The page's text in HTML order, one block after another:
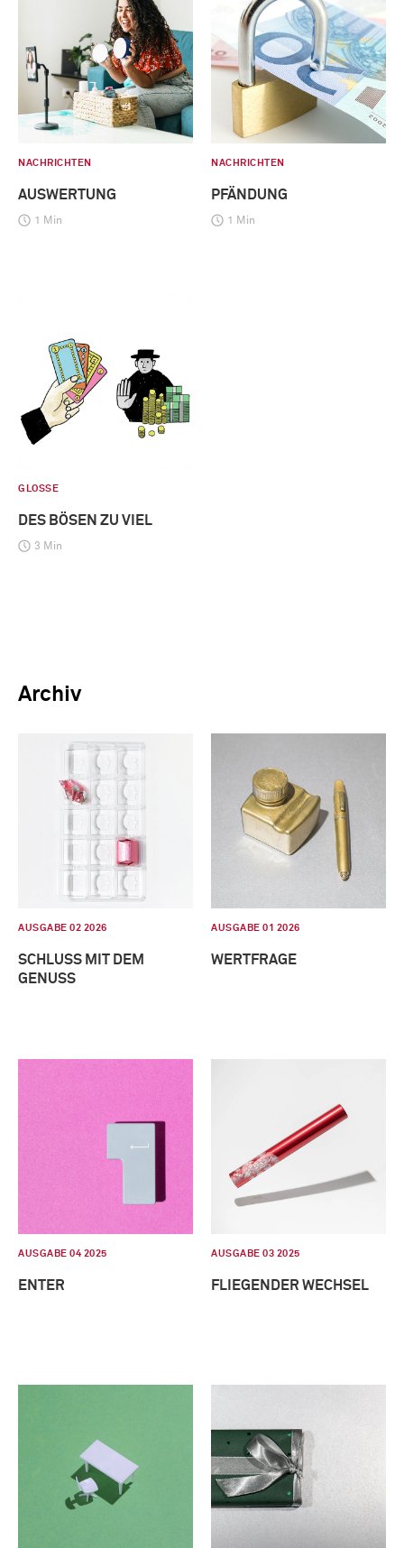
NACHRICHTEN
AUSWERTUNG
1 Min
NACHRICHTEN
PFÄNDUNG
1 Min
GLOSSE
DES BÖSEN ZU VIEL
3 Min
Archiv
AUSGABE 02 2026
SCHLUSS MIT DEM
GENUSS
AUSGABE 01 2026
WERTFRAGE
AUSGABE 04 2025
ENTER
AUSGABE 03 2025
FLIEGENDER WECHSEL